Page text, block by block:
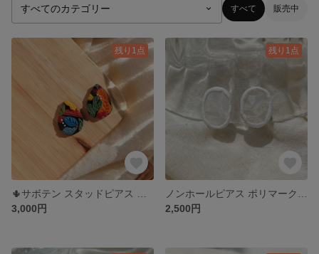
すべて 販売中
残り1点
3,000円
残り1点
2,500円